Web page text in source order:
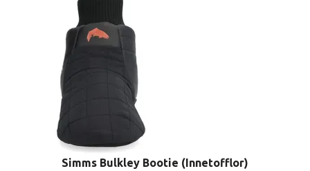
Simms Bulkley Bootie (Innetofflor)